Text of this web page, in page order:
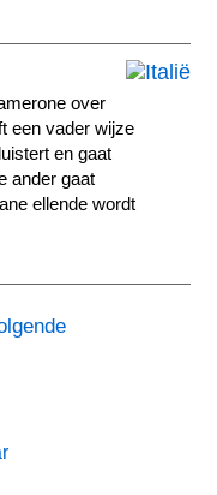
over
een vader wijze
en gaat
ander gaat
ellende wordt